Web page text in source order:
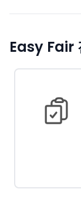
Easy Fair